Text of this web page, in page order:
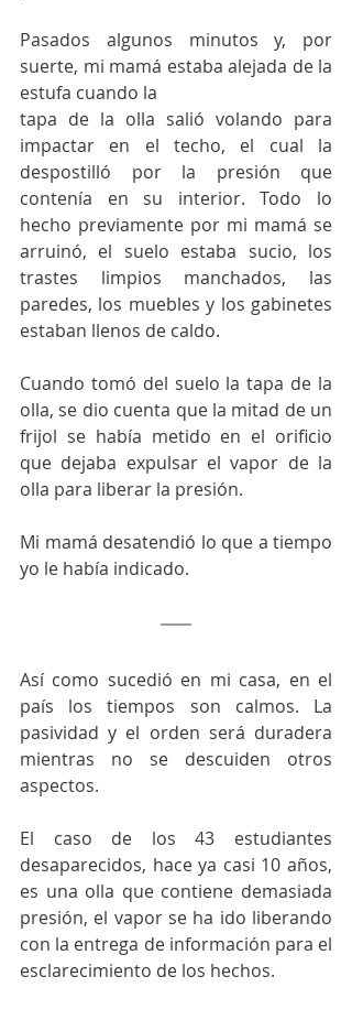
Pasados algunos minutos y, por
suerte, mi mamá estaba alejada de la
estufa cuando la
tapa de la olla salió volando para
impactar en el techo, el cual la
despostilló por la presión que
contenía en su interior. Todo lo
hecho previamente por mi mamá se
arruinó, el suelo estaba sucio, los
trastes limpios manchados, las
paredes, los muebles y los gabinetes
estaban llenos de caldo.
Cuando tomó del suelo la tapa de la
olla, se dio cuenta que la mitad de un
frijol se había metido en el orificio
que dejaba expulsar el vapor de la
olla para liberar la presión.
Mi mamá desatendió lo que a tiempo
yo le había indicado.
Así como sucedió en mi casa, en el
país los tiempos son calmos. La
pasividad y el orden será duradera
mientras no se descuiden otros
aspectos.
El caso de los 43 estudiantes
desaparecidos, hace ya casi 10 años,
es una olla que contiene demasiada
presión, el vapor se ha ido liberando
con la entrega de información para el
esclarecimiento de los hechos.